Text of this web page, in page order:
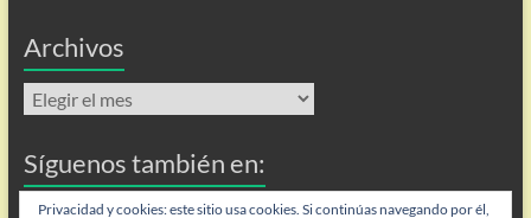
Archivos
Archivos
Síguenos también en:
Flip
Privacidad y cookies: este sitio usa cookies. Si continúas navegando por él,